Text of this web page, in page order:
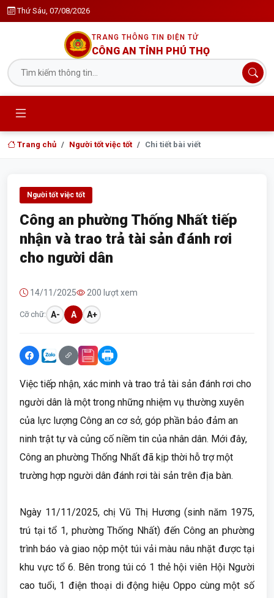
Thứ Sáu, 07/08/2026
TRANG THÔNG TIN ĐIỆN TỬ
CÔNG AN TỈNH PHÚ THỌ
Trang chủ Người tốt việc tốt Chi tiết bài viết
Người tốt việc tốt
Công an phường Thống Nhất tiếp
nhận và trao trả tài sản đánh rơi
cho người dân
14/11/2025 200 lượt xem
Cỡ chữ: A- A A+
Việc tiếp nhận, xác minh và trao trả tài sản đánh rơi cho
người dân là một trong những nhiệm vụ thường xuyên
của lực lượng Công an cơ sở, góp phần bảo đảm an
ninh trật tự và củng cố niềm tin của nhân dân. Mới đây,
Công an phường Thống Nhất đã kịp thời hỗ trợ một
trường hợp người dân đánh rơi tài sản trên địa bàn.
Ngày 11/11/2025, chị Vũ Thị Hương (sinh năm 1975,
trú tại tổ 1, phường Thống Nhất) đến Công an phường
trình báo và giao nộp một túi vải màu nâu nhặt được tại
khu vực tổ 6. Bên trong túi có 1 thẻ hội viên Hội Người
cao tuổi, 1 điện thoại di động hiệu Oppo cùng một số